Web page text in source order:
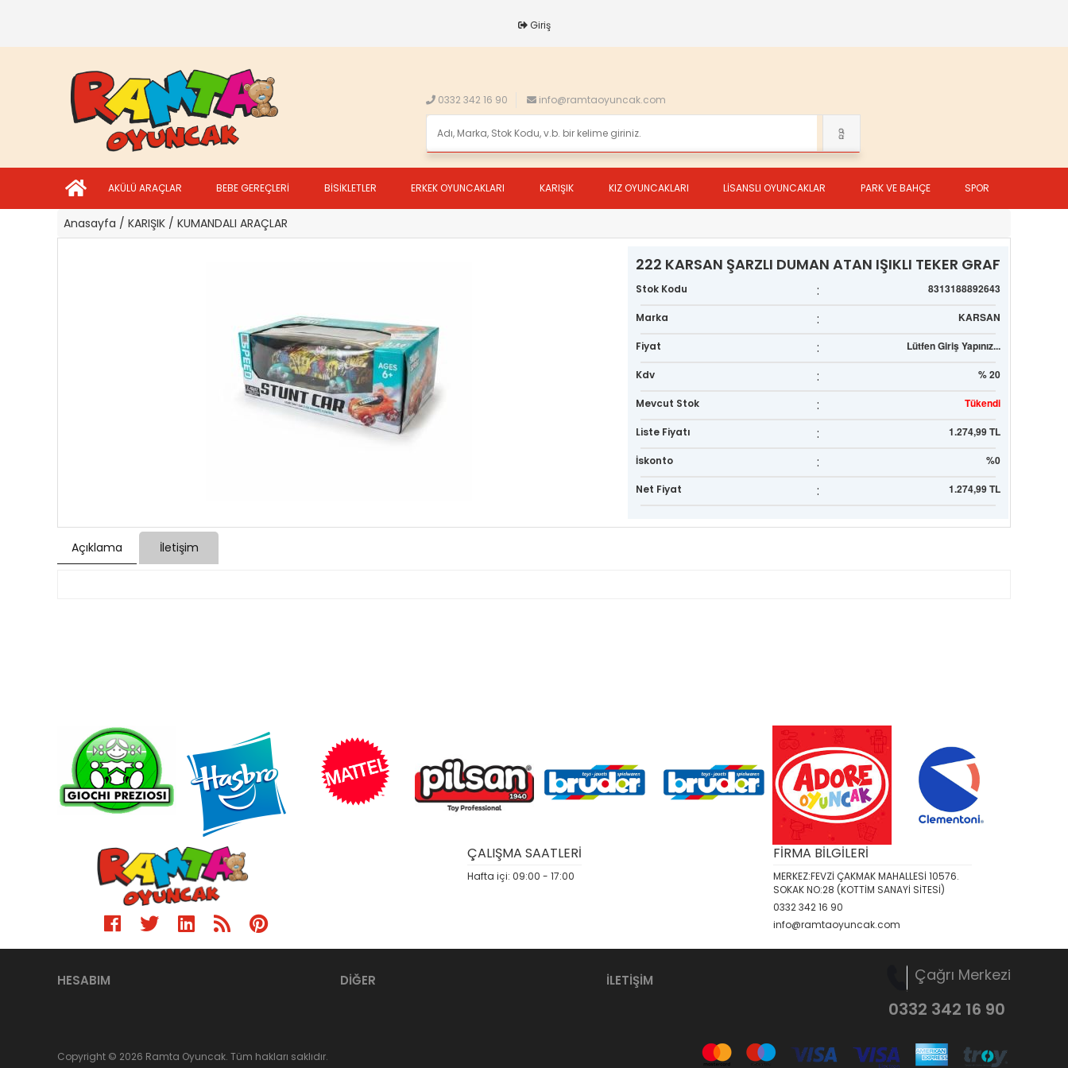
Giriş
0332 342 16 90 info@ramtaoyuncak.com
AKÜLÜ ARAÇLAR BEBE GEREÇLERİ BİSİKLETLER ERKEK OYUNCAKLARI KARIŞIK KIZ OYUNCAKLARI LİSANSLI OYUNCAKLAR PARK VE BAHÇE SPOR
Anasayfa / KARIŞIK / KUMANDALI ARAÇLAR
222 KARSAN ŞARZLI DUMAN ATAN IŞIKLI TEKER GRAF
Stok Kodu : 8313188892643
Marka : KARSAN
Fiyat : Lütfen Giriş Yapınız...
Kdv : % 20
Mevcut Stok : Tükendi
Liste Fiyatı : 1.274,99 TL
İskonto : %0
Net Fiyat : 1.274,99 TL
Açıklama İletişim
ÇALIŞMA SAATLERİ
Hafta içi: 09:00 - 17:00
FİRMA BİLGİLERİ
MERKEZ:FEVZİ ÇAKMAK MAHALLESİ 10576.
SOKAK NO:28 (KOTTİM SANAYİ SİTESİ)
0332 342 16 90
info@ramtaoyuncak.com
HESABIM DİĞER İLETİŞİM Çağrı Merkezi
0332 342 16 90
Copyright © 2026 Ramta Oyuncak. Tüm hakları saklıdır.